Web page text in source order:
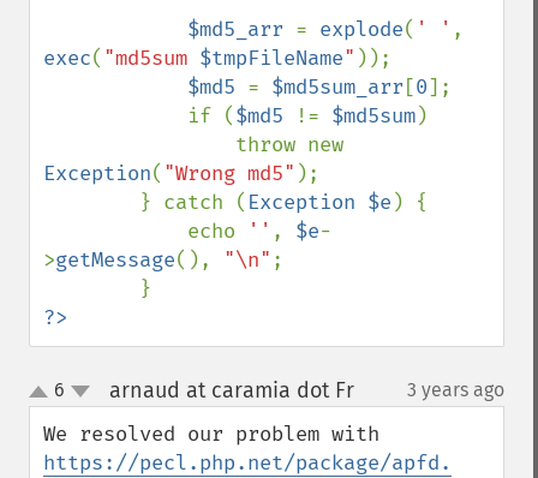
$md5_arr = explode( ' '
exec( "md5sum $tmpFileName" ));
$md5 = $md5sum_arr [0];
            if (
$md5 != $md5sum)
Exception( "Wrong md5" );
        } catch (
Exception $e ) {
            echo
'' , $e-
>getMessage(), "\n" ;
?>
up
down
6 arnaud at caramia dot Fr¶ 3 years ago
https://pecl.php.net/package/apfd.